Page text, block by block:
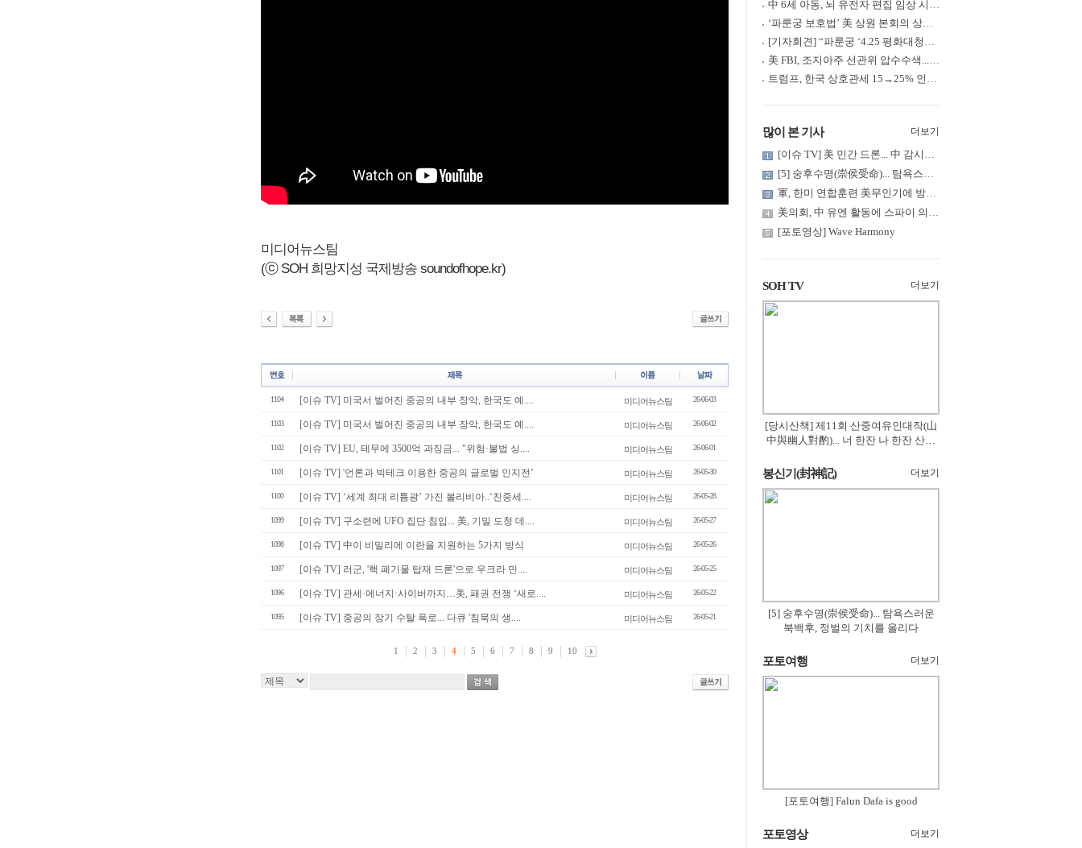
미디어뉴스팀
(ⓒ SOH 희망지성 국제방송 soundofhope.kr)
1104 [이슈 TV] 미국서 벌어진 중공의 내부 장악, 한국도 예.... 미디어뉴스팀 26-06-03
1103 [이슈 TV] 미국서 벌어진 중공의 내부 장악, 한국도 예.... 미디어뉴스팀 26-06-02
1102 [이슈 TV] EU, 테무에 3500억 과징금... "위험·불법 싱.... 미디어뉴스팀 26-06-01
1101 [이슈 TV] '언론과 빅테크 이용한 중공의 글로벌 인지전’ 미디어뉴스팀 26-05-30
1100 [이슈 TV] ‘세계 최대 리튬광’ 가진 볼리비아..‘친중세.... 미디어뉴스팀 26-05-28
1099 [이슈 TV] 구소련에 UFO 집단 침입... 美, 기밀 도청 데.... 미디어뉴스팀 26-05-27
1098 [이슈 TV] 中이 비밀리에 이란을 지원하는 5가지 방식 미디어뉴스팀 26-05-26
1097 [이슈 TV] 러군, '핵 폐기물 탑재 드론'으로 우크라 민.... 미디어뉴스팀 26-05-25
1096 [이슈 TV] 관세·에너지·사이버까지…美, 패권 전쟁 ‘새로.... 미디어뉴스팀 26-05-22
1095 [이슈 TV] 중공의 장기 수탈 폭로... 다큐 '침묵의 생.... 미디어뉴스팀 26-05-21
1 2 3 4 5 6 7 8 9 10
中 6세 아동, 뇌 유전자 편집 임상 시험 중 사망... 의료진 1년간 ....
‘파룬궁 보호법’ 美 상원 본회의 상정... 최종 입법 ‘초읽기’
[기자회견] “파룬궁 ‘4.25 평화대청원’ 기념 & 중공의 션윈 공연 .....
美 FBI, 조지아주 선관위 압수수색... 트럼프 “부정선거 증거 확보....
트럼프, 한국 상호관세 15→25% 인상... “韓 국회 무력합의 미비준”....
많이 본 기사 더보기
[이슈 TV] 美 민간 드론... 中 감시망 뚫고 군함 근접 촬영
[5] 숭후수명(崇侯受命)... 탐욕스러운 북백후, 정벌의 기치를 올.....
軍, 한미 연합훈련 美무인기에 방공태세 발령... 왜?
美의회, 中 유엔 활동에 스파이 의혹 제기
[포토영상] Wave Harmony
SOH TV 더보기
[당시산책] 제11회 산중여유인대작(山
中與幽人對酌)... 너 한잔 나 한잔 산의
봉신기(封神記) 더보기
[5] 숭후수명(崇侯受命)... 탐욕스러운
북백후, 정벌의 기치를 올리다
포토여행 더보기
[포토여행] Falun Dafa is good
포토영상 더보기